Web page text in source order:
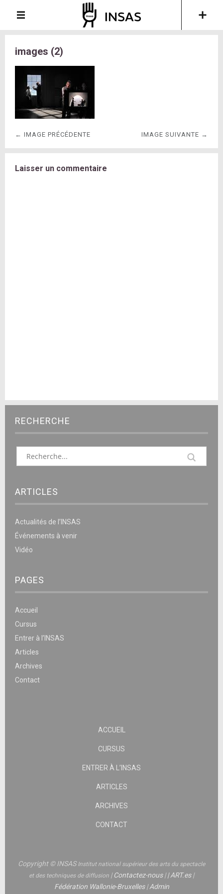
images (2)
← IMAGE PRÉCÉDENTE IMAGE SUIVANTE →
Laisser un commentaire
RECHERCHE
ARTICLES
Actualités de l’INSAS
Événements à venir
Vidéo
PAGES
Accueil
Cursus
Entrer à l’INSAS
Articles
Archives
Contact
ACCUEIL
CURSUS
ENTRER À L’INSAS
ARTICLES
ARCHIVES
CONTACT
Copyright © INSASInstitut national supérieur des arts du spectacle
et des techniques de diffusion |Contactez-nous||ART.es|
Fédération Wallonie-Bruxelles|Admin